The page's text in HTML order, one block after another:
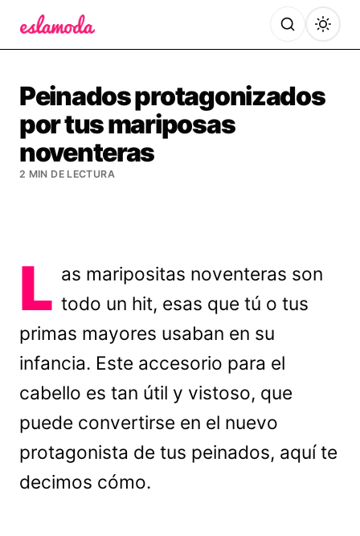
Peinados protagonizados
por tus mariposas
noventeras
2 MIN DE LECTURA
L as maripositas noventeras son
todo un hit, esas que tú o tus
primas mayores usaban en su
infancia. Este accesorio para el
cabello es tan útil y vistoso, que
puede convertirse en el nuevo
protagonista de tus peinados, aquí te
decimos cómo.